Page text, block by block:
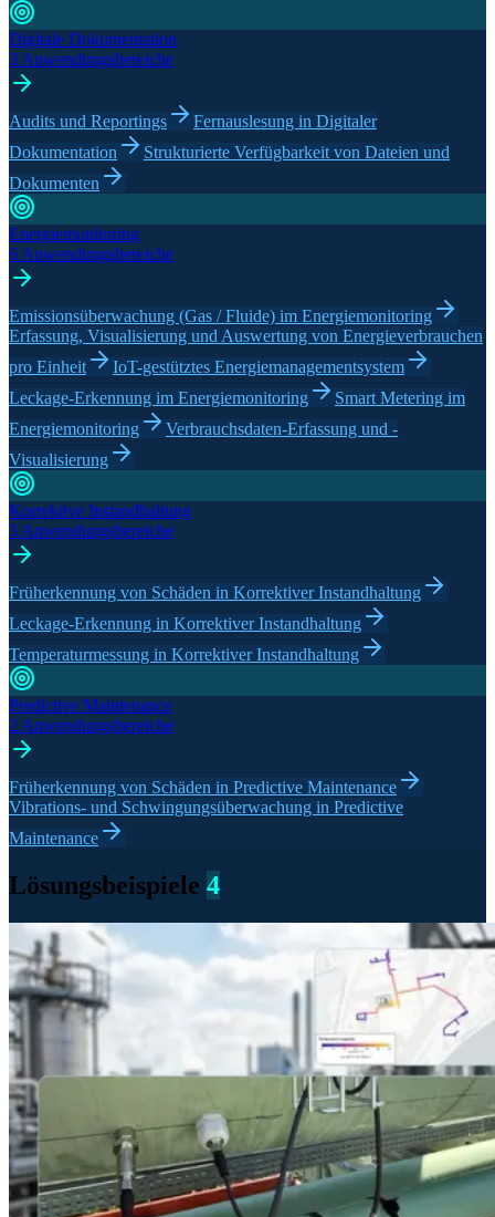
Digitale Dokumentation
3 Anwendungsbereiche
Audits und Reportings
Fernauslesung in Digitaler
Dokumentation
Strukturierte Verfügbarkeit von Dateien und
Dokumenten
Energiemonitoring
6 Anwendungsbereiche
Emissionsüberwachung (Gas / Fluide) im Energiemonitoring
Erfassung, Visualisierung und Auswertung von Energieverbrauchen
pro Einheit
IoT-gestütztes Energiemanagementsystem
Leckage-Erkennung im Energiemonitoring
Smart Metering im
Energiemonitoring
Verbrauchsdaten-Erfassung und -
Visualisierung
Korrektive Instandhaltung
3 Anwendungsbereiche
Früherkennung von Schäden in Korrektiver Instandhaltung
Leckage-Erkennung in Korrektiver Instandhaltung
Temperaturmessung in Korrektiver Instandhaltung
Predictive Maintenance
2 Anwendungsbereiche
Früherkennung von Schäden in Predictive Maintenance
Vibrations- und Schwingungsüberwachung in Predictive
Maintenance
Lösungsbeispiele 4